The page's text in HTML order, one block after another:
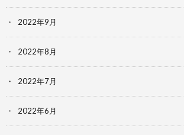
2022年9月
2022年8月
2022年7月
2022年6月